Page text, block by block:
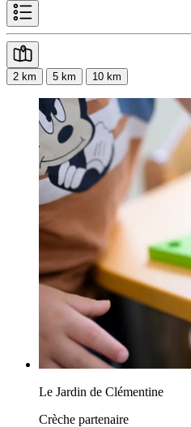
2 km 5 km 10 km
Le Jardin de Clémentine
Crèche partenaire